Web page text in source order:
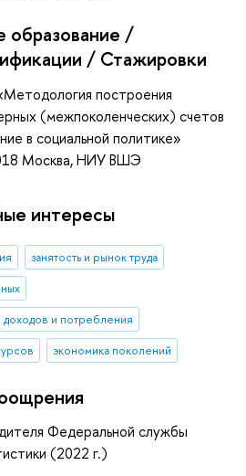
образование /
/ Стажировки
построения
(межпоколенческих) счетов
в социальной политике»
Москва, НИУ ВШЭ
интересы
занятость и рынок труда
и потребления
экономика поколений
Федеральной службы
(2022 г.)